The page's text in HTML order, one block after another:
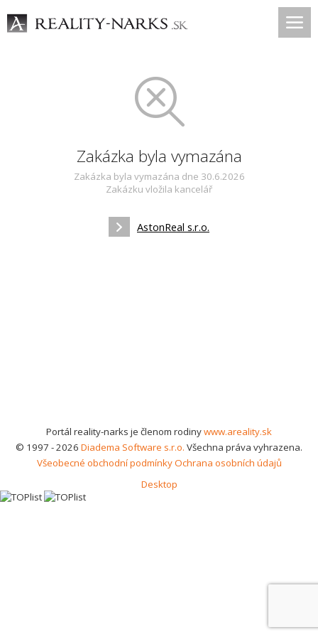
Zakázka byla vymazána
Zakázka byla vymazána dne 30.6.2026
Zakázku vložila kancelář
AstonReal s.r.o.
Portál reality-narks je členom rodinywww.areality.sk
© 1997 - 2026 Diadema Software s.r.o. Všechna práva vyhrazena.
Všeobecné obchodní podmínkyOchrana osobních údajů
Desktop